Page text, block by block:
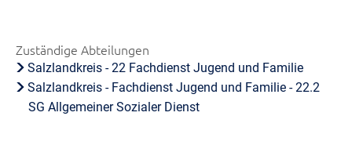
Zuständige Abteilungen
Salzlandkreis - 22 Fachdienst Jugend und Familie
Salzlandkreis - Fachdienst Jugend und Familie - 22.2
SG Allgemeiner Sozialer Dienst